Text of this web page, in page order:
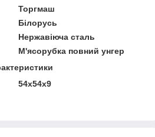
Торгмаш
Білорусь
Нержавіюча сталь
М'ясорубка повний унгер
54х54х9